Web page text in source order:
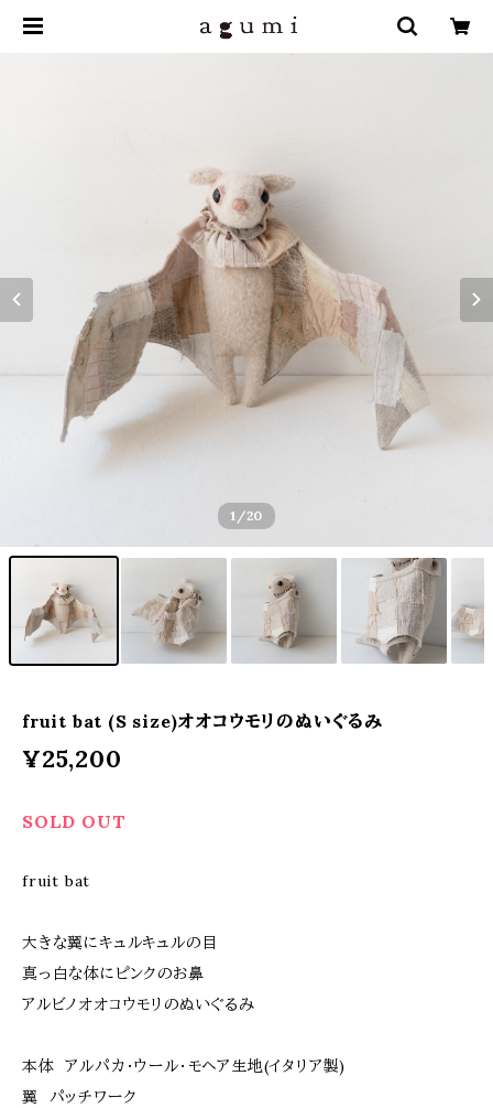
1 /20
fruit bat (S size)オオコウモリのぬいぐるみ
¥25,200
SOLD OUT
fruit bat
大きな翼にキュルキュルの目
真っ白な体にピンクのお鼻
アルビノオオコウモリのぬいぐるみ
本体 アルパカ・ウール・モヘア生地(イタリア製)
翼 パッチワーク